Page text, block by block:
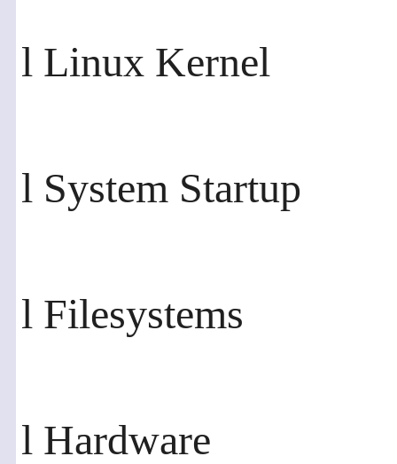
l Linux Kernel
l System Startup
l Filesystems
l Hardware